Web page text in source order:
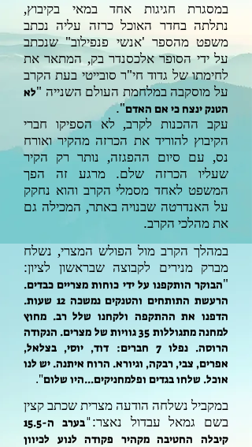
במסגרת חגיגות אחד במאי בקיבוץ,
נתלתה בחדר האוכל כרזה עליה נכתב
משפט מהספר 'אנשי פנפילוב" שנכתב
על ידי הסופראלכסנדר בק, המתאר את
לחימתו של גדוד חי"ר סובייטיבעת הקרב
על מוסקבה במלחמת העולם השנייה "לא
הטנק ינצח כי אם האדם".
עקב ההכנות לקרב, לא הספיקו חברי
הקיבוץ להוריד את הכרזה מהקיר ואורח
נס, עם סיום ההפגזה, נותר רק הקיר
שעליו הכרזה שלם. מרגע זה הפך
המשפט לאחד מסמלי הקרב והוא נחקק
על האנדרטה שבנויה באתר, המכילה גם
את מהלכי הקרב.
במהלך הקרב מול הפולש המצרי, נשלח
מברק מנירים לקבוצה שבראשון לציון:
"הבוקר הותקפנו על ידי כוחות מצריים כבדים.
הרעשת התותחים והטנקים נמשכה 12 שעות.
הדפנו את ההתקפה ולקחנו שלל רב. מחוץ
למחנה מתגוללות 35 גוויות של מצרים. הנקודה
הרוסה. נפלו 7 חברים: דוד, יוסי, בצלאל,
אפרים, צבי, רבקה, וגיורא. הרוח איתנה. יש לנו
אוכל. שלחו בגדים ופלמחניקים...היו שלום".
במקביל נשלחה הודעה מצרית שכתב קצין
בשם גמאל עבדול נאצר:"
בערב ה-15.5
קיבלה החטיבה מקהיר פקודה לנוע לכיוון